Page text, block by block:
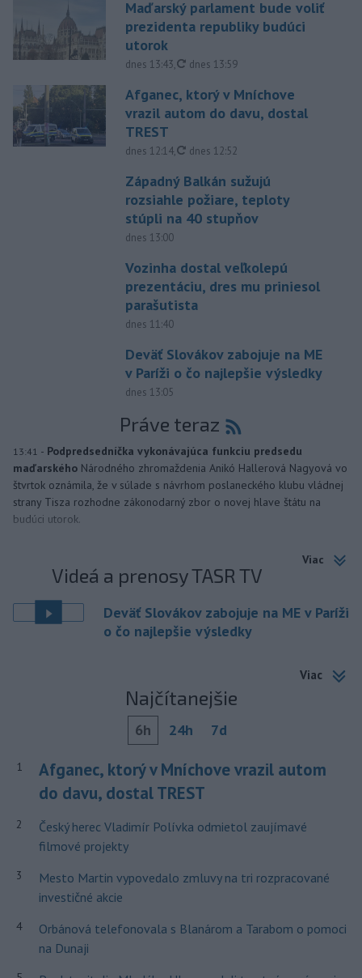
Maďarský parlament bude voliť
prezidenta republiky budúci
utorok
dnes 13:43, aktualizované
dnes 13:59
Afganec, ktorý v Mníchove
vrazil autom do davu, dostal
TREST
dnes 12:14, aktualizované
dnes 12:52
Západný Balkán sužujú
rozsiahle požiare, teploty
stúpli na 40 stupňov
dnes 13:00
Vozinha dostal veľkolepú
prezentáciu, dres mu priniesol
parašutista
dnes 11:40
Deväť Slovákov zabojuje na ME
v Paríži o čo najlepšie výsledky
dnes 13:05
Práve teraz
13:41 - Podpredsedníčka vykonávajúca funkciu predsedu
maďarského Národného zhromaždenia Anikó Hallerová Nagyová vo
štvrtok oznámila, že v súlade s návrhom poslaneckého klubu vládnej
strany Tisza rozhodne zákonodarný zbor o novej hlave štátu na
budúci utorok.
Viac
Videá a prenosy TASR TV
Deväť Slovákov zabojuje na ME v Paríži
o čo najlepšie výsledky
Viac
Najčítanejšie
6h 24h 7d
1
Afganec, ktorý v Mníchove vrazil autom
do davu, dostal TREST
2
Český herec Vladimír Polívka odmietol zaujímavé
filmové projekty
3
Mesto Martin vypovedalo zmluvy na tri rozpracované
investičné akcie
4
Orbánová telefonovala s Blanárom a Tarabom o pomoci
na Dunaji